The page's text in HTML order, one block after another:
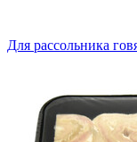
Для рассольника